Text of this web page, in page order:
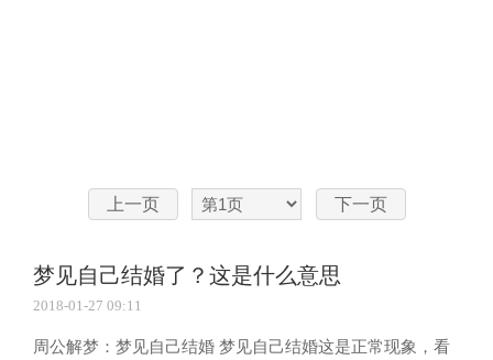
上一页 下一页
梦见自己结婚了？这是什么意思
2018-01-27 09:11
周公解梦：梦见自己结婚 梦见自己结婚这是正常现象，看